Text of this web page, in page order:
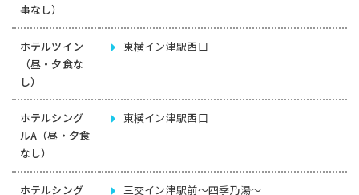
事なし）
ホテルツイン
（昼・夕食な
し）
東横イン津駅西口
ホテルシング
ルA（昼・夕食
なし）
東横イン津駅西口
ホテルシング
三交イン津駅前～四季乃湯～